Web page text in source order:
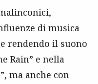
di musica
rendendo il suono
Rain” e nella
ma anche con